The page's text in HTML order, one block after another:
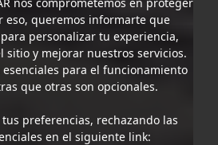
eso, queremos informarte que
personalizar tu experiencia,
sitio y mejorar nuestros servicios.
esenciales para el funcionamiento
que otras son opcionales.
preferencias, rechazando las
en el siguiente link: